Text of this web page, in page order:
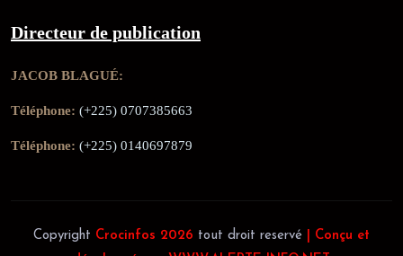
Directeur de publication
JACOB BLAGUÉ:
Téléphone: (+225) 0707385663
Téléphone: (+225) 0140697879
Copyright Crocinfos 2026 tout droit reservé
| Conçu et